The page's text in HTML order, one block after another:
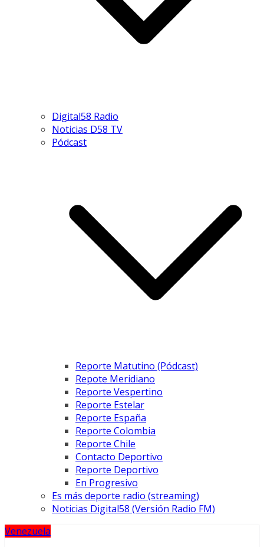
Digital58 Radio
Noticias D58 TV
Pódcast
Reporte Matutino (Pódcast)
Repote Meridiano
Reporte Vespertino
Reporte Estelar
Reporte España
Reporte Colombia
Reporte Chile
Contacto Deportivo
Reporte Deportivo
En Progresivo
Es más deporte radio (streaming)
Noticias Digital58 (Versión Radio FM)
Venezuela